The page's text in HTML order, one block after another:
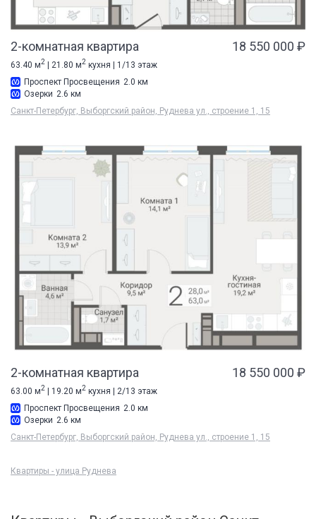
2-комнатная квартира 18 550 000 ₽
63.40 м2 | 21.80 м2 кухня | 1/13 этаж
Проспект Просвещения 2.0 км
Озерки 2.6 км
Санкт-Петербург, Выборгский район, Руднева ул., строение 1, 15
2-комнатная квартира 18 550 000 ₽
63.00 м2 | 19.20 м2 кухня | 2/13 этаж
Проспект Просвещения 2.0 км
Озерки 2.6 км
Санкт-Петербург, Выборгский район, Руднева ул., строение 1, 15
Квартиры - улица Руднева